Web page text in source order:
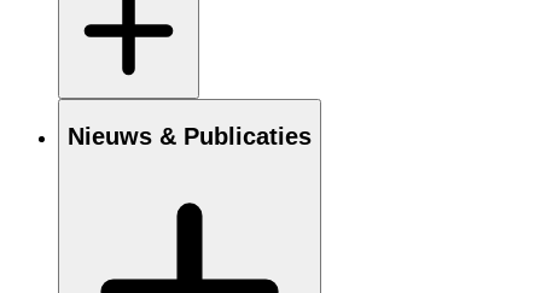
Nieuws & Publicaties